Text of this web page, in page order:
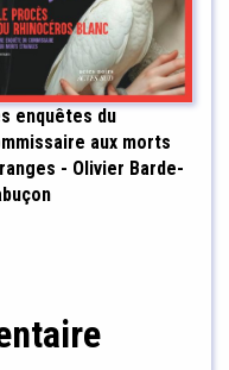
enquêtes du
aux morts
- Olivier Barde-